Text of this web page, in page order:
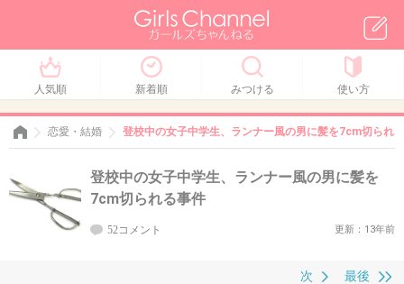
人気順 新着順 みつける 使い方
恋愛・結婚 登校中の女子中学生、ランナー風の男に髪を7cm切られ
登校中の女子中学生、ランナー風の男に髪を
7cm切られる事件
52コメント 更新：13年前
最後
次